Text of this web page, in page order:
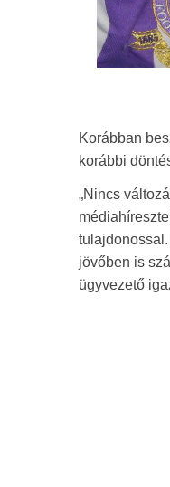
Korábban
korábbi
„Nincs
jövőben is
ügyvezető